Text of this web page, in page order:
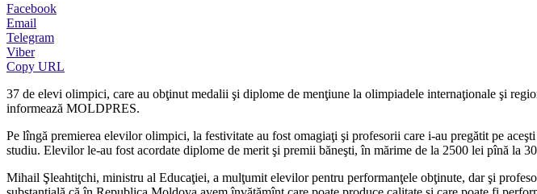
Facebook
Email
Telegram
Viber
Copy URL
37 de elevi olimpici, care au obţinut medalii şi diplome de menţiune la olimpiadele internaţionale şi
informează MOLDPRES.
Pe lîngă premierea elevilor olimpici, la festivitate au fost omagiaţi şi profesorii care i-au pregătit pe
studiu. Elevilor le-au fost acordate diplome de merit şi premii băneşti, în mărime de la 2500 lei pînă la
Mihail Şleahtiţchi, ministru al Educaţiei, a mulţumit elevilor pentru performanţele obţinute, dar şi